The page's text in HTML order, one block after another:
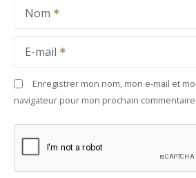
Nom
E-mail
Enregistrer mon nom, mon e-mail et
navigateur pour mon prochain commentaire.